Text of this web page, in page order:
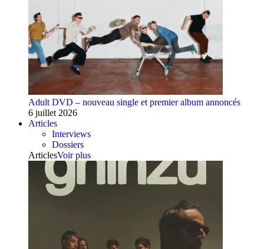
Adult DVD – nouveau single et premier album annoncés
6 juillet 2026
Articles
Interviews
Dossiers
ArticlesVoir plus